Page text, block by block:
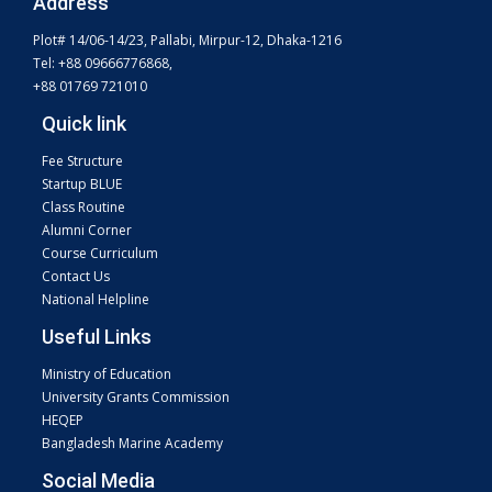
Plot# 14/06-14/23, Pallabi, Mirpur-12, Dhaka-1216
Tel: +88 09666776868,
+88 01769 721010
Quick link
Fee Structure
Startup BLUE
Class Routine
Alumni Corner
Course Curriculum
Contact Us
National Helpline
Useful Links
Ministry of Education
University Grants Commission
HEQEP
Bangladesh Marine Academy
Social Media